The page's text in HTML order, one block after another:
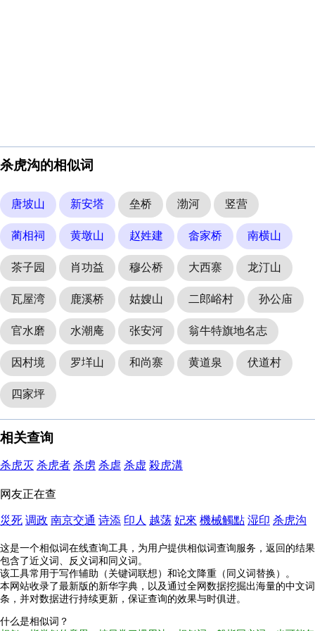
杀虎沟的相似词
唐坡山 新安塔 垒桥 渤河 竖营
蔺相祠 黄墩山 赵姓建 畲家桥 南横山
茶子园 肖功益 穆公桥 大西寨 龙汀山
瓦屋湾 鹿溪桥 姑嫂山 二郎峪村 孙公庙
官水磨 水潮庵 张安河 翁牛特旗地名志
因村境 罗垟山 和尚寨 黄道泉 伏道村
四家坪
相关查询
杀虎灭 杀虎者 杀虏 杀虐 杀虚 殺虎溝
网友正在查
災死 调政 南京交通 诗添 印人 越荡 妃來 機械觸點 湿印 杀虎沟
这是一个相似词在线查询工具，为用户提供相似词查询服务，返回的结果
包含了近义词、反义词和同义词。
该工具常用于写作辅助（关键词联想）和论文降重（同义词替换）。
本网站收录了最新版的新华字典，以及通过全网数据挖掘出海量的中文词
条，并对数据进行持续更新，保证查询的效果与时俱进。
什么是相似词？